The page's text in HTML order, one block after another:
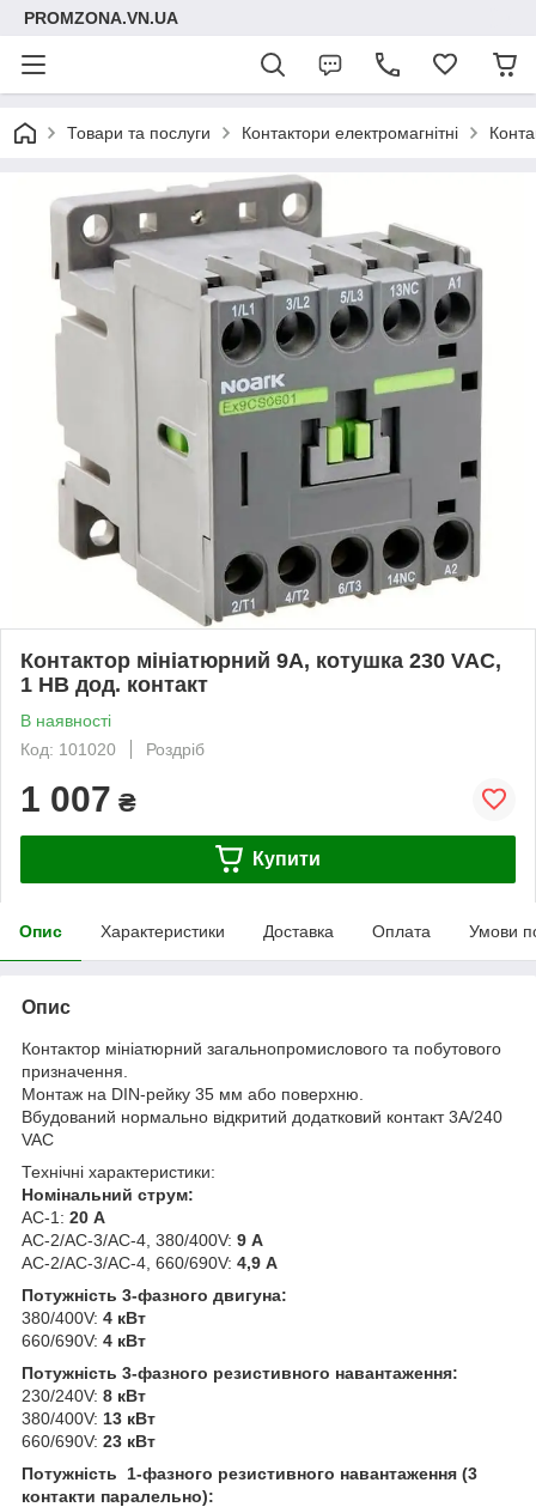
PROMZONA.VN.UA
Товари та послуги Контактори електромагнітні
Контактор мініатюрний 9А, котушка 230 VAC,
1 НВ дод. контакт
В наявності
Код: 101020
Роздріб
1 007 ₴
Купити
Опис Характеристики Доставка Оплата Умови
Опис
Контактор мініатюрний загальнопромислового та побутового
призначення.
Монтаж на DIN-рейку 35 мм або поверхню.
Вбудований нормально відкритий додатковий контакт 3А/240
VAC
Технічні характеристики:
Номінальний струм:
AC-1: 20 А
AC-2/AC-3/AC-4, 380/400V: 9 А
AC-2/AC-3/AC-4, 660/690V: 4,9 А
Потужність 3-фазного двигуна:
380/400V: 4 кВт
660/690V: 4 кВт
Потужність 3-фазного резистивного навантаження:
230/240V: 8 кВт
380/400V: 13 кВт
660/690V: 23 кВт
Потужність 1-фазного резистивного навантаження (3
контакти паралельно):